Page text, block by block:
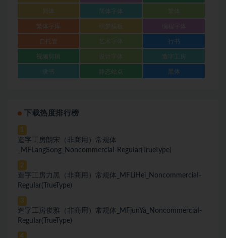
简体 简体字体
繁体字库 织梦模板
自托管 行书
视频剪辑 设计字体 造字工房
隶书 静态站点 黑体
下载热度排行榜
1
造字工房朗宋（非商用）常规体
_MFLangSong_NoncommerciaI-ReguIar(TrueType)
2
造字工房力黑（非商用）常规体_MFLiHei_NoncommerciaI-
ReguIar(TrueType)
3
造字工房俊雅（非商用）常规体_MFjunYa_NoncommerciaI-
ReguIar(TrueType)
4